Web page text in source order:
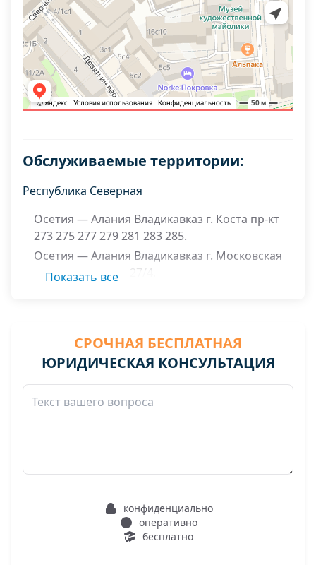
Обслуживаемые территории:
Республика Северная
Осетия — Алания Владикавказ г. Коста пр-кт
273 275 277 279 281 283 285.
Осетия — Алания Владикавказ г. Московская
ул. 27/1 27/2 27/3 27/4.
Показать все
СРОЧНАЯ БЕСПЛАТНАЯ
ЮРИДИЧЕСКАЯ КОНСУЛЬТАЦИЯ
конфиденциально
оперативно
бесплатно